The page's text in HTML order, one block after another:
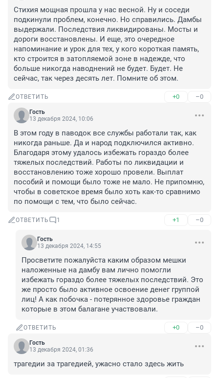
Стихия мощная прошла у нас весной. Ну и соседи
подкинули проблем, конечно. Но справились. Дамбы
выдержали. Последствия ликвидированы. Мосты и
дороги восстановлены. И еще, это очередное
напоминание и урок для тех, у кого короткая память,
кто строится в затопляемой зоне в надежде, что
больше никогда наводнений не будет. Будет. Не
сейчас, так через десять лет. Помните об этом.
ОТВЕТИТЬ +0 –0
Гость
13 декабря 2024, 10:06
В этом году в паводок все службы работали так, как
никогда раньше. Да и народ подключился активно.
Благодаря этому удалось избежать гораздо более
тяжелых последствий. Работы по ликвидации и
восстановлению тоже хорошо провели. Выплат
пособий и помощи было тоже не мало. Не припомню,
чтобы в советское время было хоть как-то сравнимо
по помощи с тем, что было сейчас.
ОТВЕТИТЬ 1 +1 –0
Гость
13 декабря 2024, 14:55
Просветите пожалуйста каким образом мешки
наложенные на дамбу вам лично помогли
избежать гораздо более тяжелых последствий. Это
же просто было активное освоение денег группой
лиц! А как побочка - потерянное здоровье граждан
которые в этом балагане участвовали.
ОТВЕТИТЬ +0 –0
Гость
13 декабря 2024, 01:36
трагедии за трагедией, ужасно стало здесь жить